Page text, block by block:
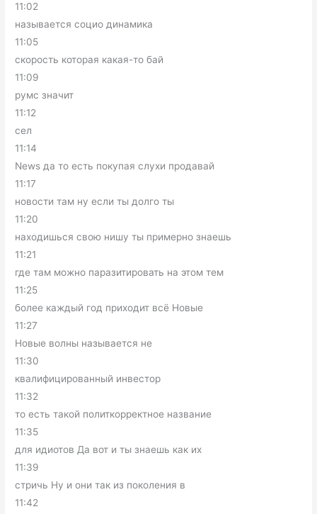
11:02
называется социо динамика
11:05
скорость которая какая-то бай
11:09
румс значит
11:12
сел
11:14
News да то есть покупая слухи продавай
11:17
новости там ну если ты долго ты
11:20
находишься свою нишу ты примерно знаешь
11:21
где там можно паразитировать на этом тем
11:25
более каждый год приходит всё Новые
11:27
Новые волны называется не
11:30
квалифицированный инвестор
11:32
то есть такой политкорректное название
11:35
для идиотов Да вот и ты знаешь как их
11:39
стричь Ну и они так из поколения в
11:42